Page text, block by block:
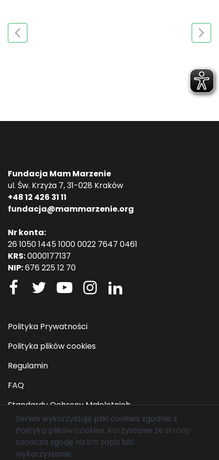
Fundacja Mam Marzenie
ul. Św. Krzyża 7, 31-028 Kraków
+48 12 426 31 11
fundacja@mammarzenie.org
Nr konta:
26 1050 1445 1000 0022 7647 0461
KRS:0000177137
NIP:676 225 12 70
Polityka Prywatności
Polityka plików cookies
Regulamin
FAQ
Standardy Ochrony Małoletnich
© 2026 Fundacja Mam Marzenie. Wszelkie prawa
zastrzeżone.
Serwis wykorzystuje pliki cookies zgodnie z
Polityką plików cookies. Korzystanie ze strony
oznacza zgodę na ich zapis lub
wykorzystanie.